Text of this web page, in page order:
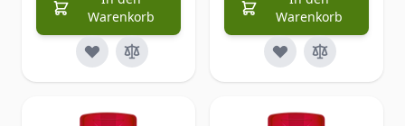
Warenkorb
Warenkorb